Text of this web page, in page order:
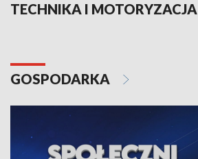
TECHNIKA I MOTORYZACJA
GOSPODARKA